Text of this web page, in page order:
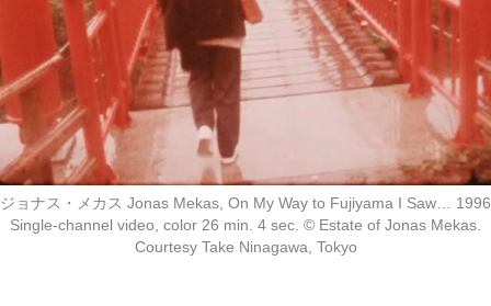
ジョナス・メカス Jonas Mekas, On My Way to Fujiyama I Saw… 1996
Single-channel video, color 26 min. 4 sec. ©︎ Estate of Jonas Mekas.
Courtesy Take Ninagawa, Tokyo